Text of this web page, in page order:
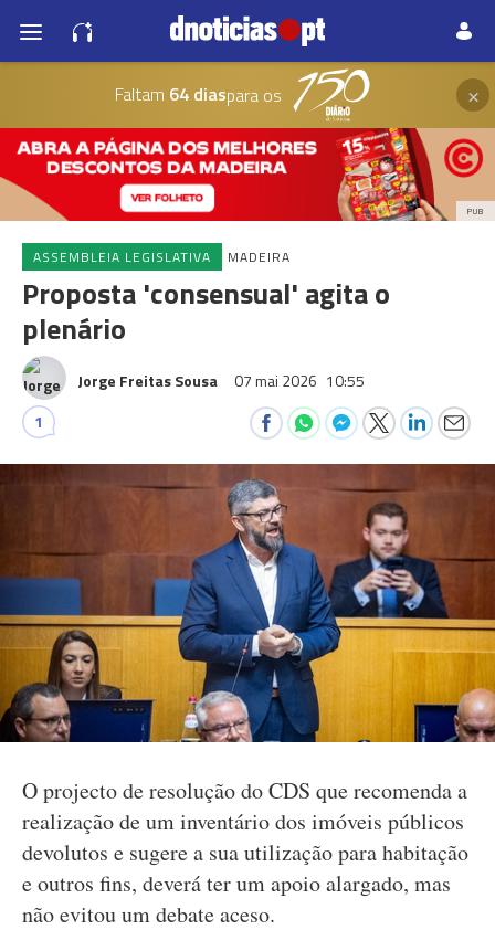
Faltam 64 diaspara os ×
PUB
ASSEMBLEIA LEGISLATIVA MADEIRA
Proposta 'consensual' agita o
plenário
Jorge Freitas Sousa 07 mai 2026 10:55
1
O projecto de resolução do CDS que recomenda a
realização de um inventário dos imóveis públicos
devolutos e sugere a sua utilização para habitação
e outros fins, deverá ter um apoio alargado, mas
não evitou um debate aceso.